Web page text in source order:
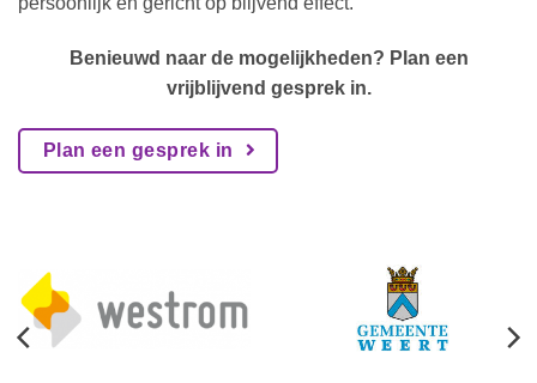
Benieuwd naar de mogelijkheden? Plan een
vrijblijvend gesprek in.
Plan een gesprek in